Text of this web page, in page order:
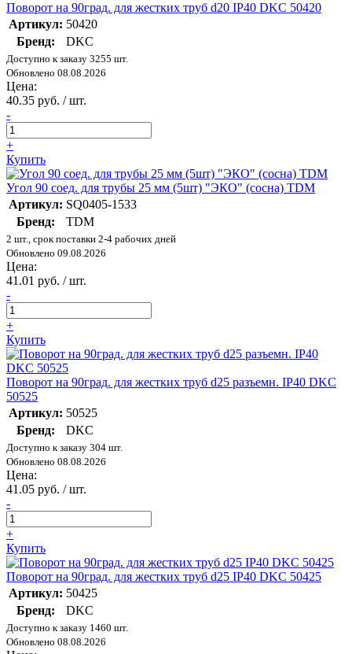
Поворот на 90град. для жестких труб d20 IP40 DKC 50420
Артикул: 50420
Бренд:
DKC
Доступно к заказу 3255 шт.
Обновлено 08.08.2026
Цена:
40.35 руб. / шт.
-
+
Купить
Угол 90 соед. для трубы 25 мм (5шт) "ЭКО" (сосна) TDM
Артикул: SQ0405-1533
Бренд:
TDM
2 шт., срок поставки 2-4 рабочих дней
Обновлено 09.08.2026
Цена:
41.01 руб. / шт.
-
+
Купить
Поворот на 90град. для жестких труб d25 разъемн. IP40 DKC
50525
Артикул: 50525
Бренд:
DKC
Доступно к заказу 304 шт.
Обновлено 08.08.2026
Цена:
41.05 руб. / шт.
-
+
Купить
Поворот на 90град. для жестких труб d25 IP40 DKC 50425
Артикул: 50425
Бренд:
DKC
Доступно к заказу 1460 шт.
Обновлено 08.08.2026